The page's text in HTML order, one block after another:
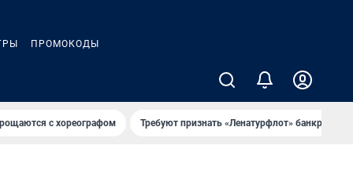
ПРОМОКОДЫ
с хореографом Требуют признать «Ленатурфлот» банкротом